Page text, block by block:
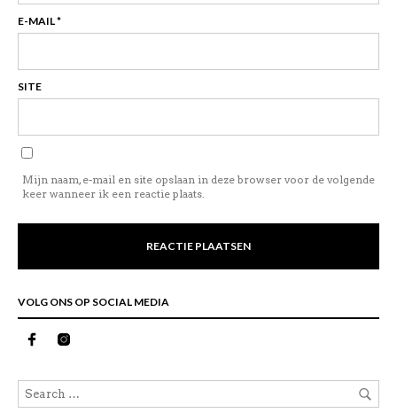
E-MAIL*
SITE
Mijn naam, e-mail en site opslaan in deze browser voor de volgende
keer wanneer ik een reactie plaats.
VOLG ONS OP SOCIAL MEDIA